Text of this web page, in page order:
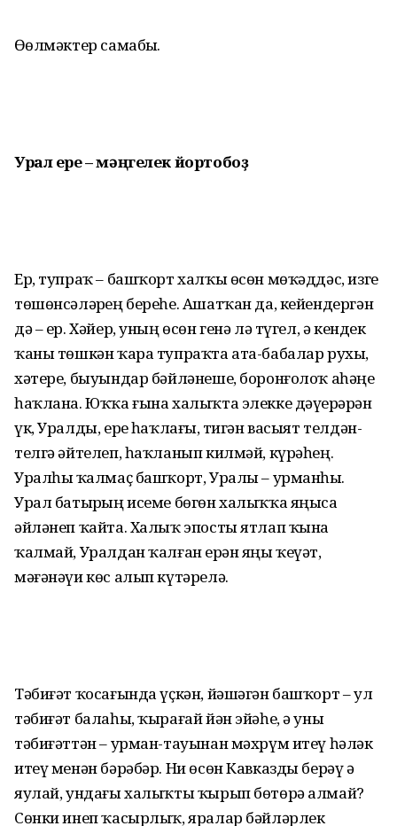
Өҙөлмәктер самабыҙ.
Урал ере –мәңгелек йортобоҙ
Ер, тупраҡ – башҡорт халҡы өсөн мөҡәддәс, изге
төшөнсәләрҙең береһе. Ашатҡан да, кейендергән
дә – ер. Хәйер, уның өсөн генә лә түгел, ә кендек
ҡаны төшкән ҡара тупраҡта ата-бабалар рухы,
хәтере, быуындар бәйләнеше, борон­ғолоҡ аһәңе
һаҡлана. Юҡҡа ғына халыҡта элекке дәүерҙәрҙән
үк, Уралды, ерҙе һаҡлағыҙ, тигән васыят телдән-
телгә әйтелеп, һаҡланып килмәй, күрәһең.
Уралһыҙ ҡалмаҫ башҡорт, Уралы – урманһыҙ.
Урал батырҙың исеме бөгөн халыҡҡа яңыса
әйләнеп ҡайта. Халыҡ эпосты ятлап ҡына
ҡалмай, Уралдан ҡалған ерҙән яңы ҡеүәт,
мәғәнәүи көс алып күтәрелә.
Тәбиғәт ҡосағында үҫкән, йәшәгән баш­ҡорт – ул
тәбиғәт балаһы, ҡырағай йән эйәһе, ә уны
тәбиғәттән – урман-тауынан мәхрүм итеү һәләк
итеү менән бәрәбәр. Ни өсөн Кавказды берәү ҙә
яулай, ундағы халыҡты ҡырып бөтөрә алмай?
Сөнки инеп ҡасырлыҡ, яралар бәйләрлек